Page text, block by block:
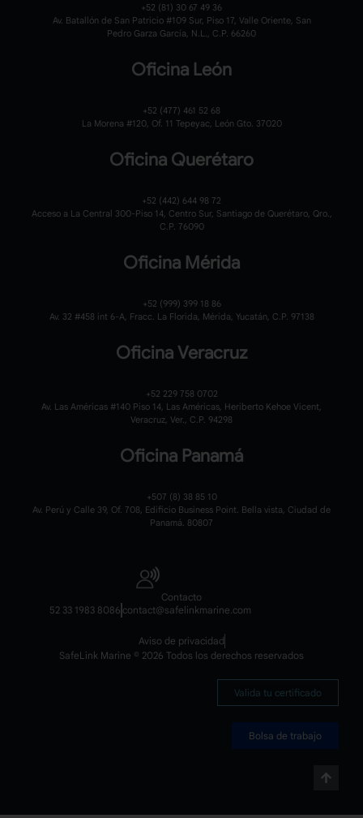
+52 (81) 30 67 49 36
Av. Batallón de San Patricio #109 Sur, Piso 17, Valle Oriente, San
Pedro Garza García, N.L., C.P. 66260
Oficina León
+52 (477) 461 52 68
La Morena #120, Of. 11 Tepeyac, León Gto. 37020
Oficina Querétaro
+52 (442) 644 98 72
Acceso a La Central 300-Piso 14, Centro Sur, Santiago de Querétaro, Qro.,
C.P. 76090
Oficina Mérida
+52 (999) 399 18 86
Av. 32 #458 int 6-A, Fracc. La Florida, Mérida, Yucatán, C.P. 97138
Oficina Veracruz
+52 229 758 0702
Av. Las Américas #140 Piso 14, Las Américas, Heriberto Kehoe Vicent,
Veracruz, Ver., C.P. 94298
Oficina Panamá
+507 (8) 38 85 10
Av. Perú y Calle 39, Of. 708, Edificio Business Point. Bella vista, Ciudad de
Panamá. 80807
Contacto
52 33 1983 8086 contact@safelinkmarine.com
Aviso de privacidad
SafeLink Marine © 2026 Todos los derechos reservados
Valida tu certificado
Bolsa de trabajo